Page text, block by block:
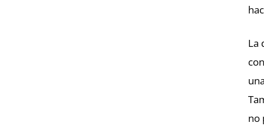
La
no